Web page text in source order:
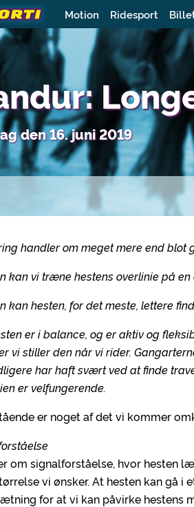
Motion Ridesport
den 16. juni 2019
handler om meget mere end blot
kan vi træne hestens overlinie på
kan hesten, for det meste, lettere
er i balance, og er aktiv og
vi stiller den når vi rider.
har haft svært ved at finde
er velfungerende.
er noget af det vi kommer
om signalforståelse, hvor hesten
vi ønsker. At hesten kan gå
for at vi kan påvirke hestens